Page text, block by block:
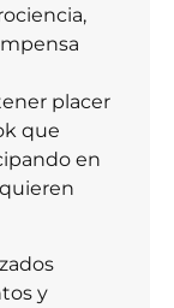
placer
que
en
y